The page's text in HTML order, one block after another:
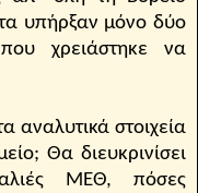
υπήρξαν μόνο δύο
χρειάστηκε να
στοιχεία
Θα διευκρινίσει
ΜΕΘ, πόσες